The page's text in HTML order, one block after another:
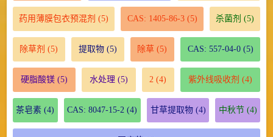
药用薄膜包衣预混剂 (5) CAS: 1405-86-3(5) 杀菌剂 (5)
除草剂 (5) 提取物(5) 除草 (5) CAS: 557-04-0(5)
硬脂酸镁(5) 水处理 (5) 2 (4) 紫外线吸收剂 (4)
茶皂素 (4) CAS: 8047-15-2 (4) 甘草提取物(4) 中秋节(4)